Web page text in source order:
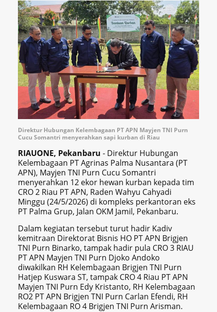
Direktur Hubungan Kelembagaan PT APN Mayjen TNI Purn
Cucu Somantri menyerahkan sapi kurban di Riau
RIAUONE, Pekanbaru - Direktur Hubungan
Kelembagaan PT Agrinas Palma Nusantara (PT
APN), Mayjen TNI Purn Cucu Somantri
menyerahkan 12 ekor hewan kurban kepada tim
CRO 2 Riau PT APN, Raden Wahyu Cahyadi
Minggu (24/5/2026) di kompleks perkantoran eks
PT Palma Grup, Jalan OKM Jamil, Pekanbaru.
Dalam kegiatan tersebut turut hadir Kadiv
kemitraan Direktorat Bisnis HO PT APN Brigjen
TNI Purn Binarko, tampak hadir pula CRO 3 RIAU
PT APN Mayjen TNI Purn Djoko Andoko
diwakilkan RH Kelembagaan Brigjen TNI Purn
Hatjep Kuswara ST, tampak CRO 4 Riau PT APN
Mayjen TNI Purn Edy Kristanto, RH Kelembagaan
RO2 PT APN Brigjen TNI Purn Carlan Efendi, RH
Kelembagaan RO 4 Brigjen TNI Purn Arisman.